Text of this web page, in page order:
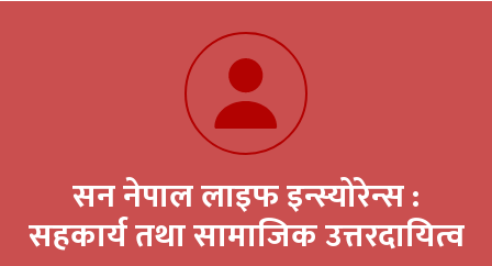
सन नेपाल लाइफ इन्स्योरेन्स :
सहकार्य तथा सामाजिक उत्तरदायित्व